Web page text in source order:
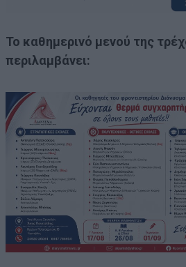
Το καθημερινό μενού της
περιλαμβάνει: